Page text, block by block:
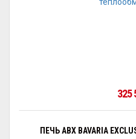
325
ПЕЧЬ ABX BAVARIA